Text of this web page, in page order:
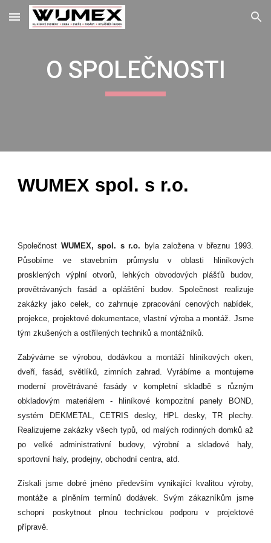
Skip to main content Skip to navigation
O SPOLEČNOSTI
WUMEX spol. s r.o.
Společnost WUMEX, spol. s r.o. byla založena v březnu 1993.
Působíme ve stavebním průmyslu v oblasti hliníkových
prosklených výplní otvorů, lehkých obvodových plášťů budov,
provětrávaných fasád a opláštění budov. Společnost realizuje
zakázky jako celek, co zahrnuje zpracování cenových nabídek,
projekce, projektové dokumentace, vlastní výroba a montáž. Jsme
tým zkušených a ostřílených techniků a montážníků.
Zabýváme se výrobou, dodávkou a montáží hliníkových oken,
dveří, fasád, světlíků, zimních zahrad. Vyrábíme a montujeme
moderní provětrávané fasády v kompletní skladbě s různým
obkladovým materiálem - hliníkové kompozitní panely BOND,
systém DEKMETAL, CETRIS desky, HPL desky, TR plechy.
Realizujeme zakázky všech typů, od malých rodinných domků až
po velké administrativní budovy, výrobní a skladové haly,
sportovní haly, prodejny, obchodní centra, atd.
Získali jsme dobré jméno především vynikající kvalitou výroby,
montáže a plněním termínů dodávek. Svým zákazníkům jsme
schopni poskytnout plnou technickou podporu v projektové
přípravě.